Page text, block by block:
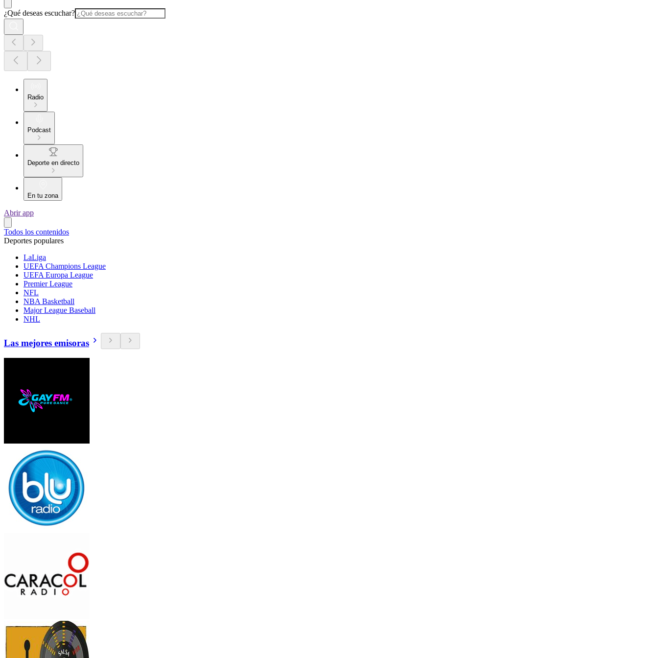
¿Qué deseas escuchar?
Radio
Podcast
Deporte en directo
En tu zona
Abrir app
Todos los contenidos
Deportes populares
LaLiga
UEFA Champions League
UEFA Europa League
Premier League
NFL
NBA Basketball
Major League Baseball
NHL
Las mejores emisoras